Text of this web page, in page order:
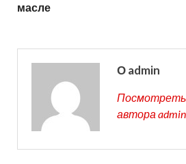
масле
О admin
Посмотреть
автора